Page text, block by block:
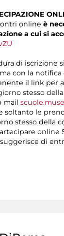
online è
a cui si
di iscrizione
con la
il link per
stesso
mail
soltanto le
stesso della
online
suggerisce di